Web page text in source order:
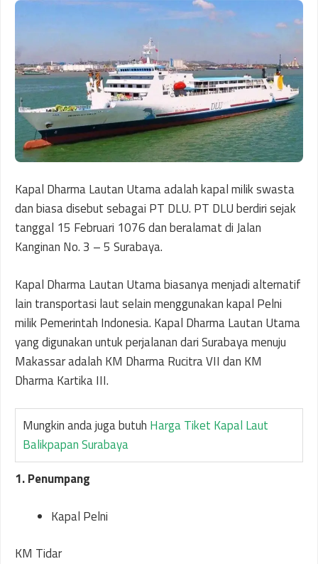
Kapal Dharma Lautan Utama adalah kapal milik swasta
dan biasa disebut sebagai PT DLU. PT DLU berdiri sejak
tanggal 15 Februari 1076 dan beralamat di Jalan
Kanginan No. 3 – 5 Surabaya.
Kapal Dharma Lautan Utama biasanya menjadi alternatif
lain transportasi laut selain menggunakan kapal Pelni
milik Pemerintah Indonesia. Kapal Dharma Lautan Utama
yang digunakan untuk perjalanan dari Surabaya menuju
Makassar adalah KM Dharma Rucitra VII dan KM
Dharma Kartika III.
Mungkin anda juga butuh Harga Tiket Kapal Laut
Balikpapan Surabaya
1. Penumpang
Kapal Pelni
KM Tidar